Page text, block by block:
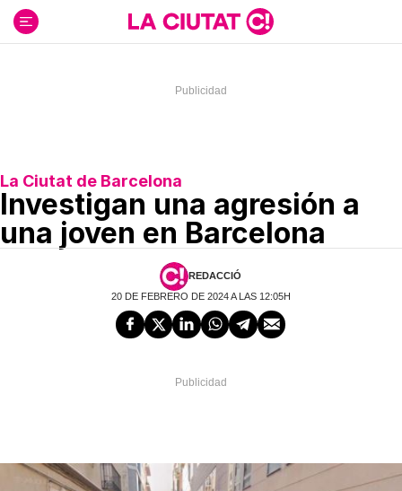
contenido
La Ciutat de Barcelona
Investigan una agresión a
una joven en Barcelona
REDACCIÓ
20 DE FEBRERO DE 2024 A LAS 12:05H